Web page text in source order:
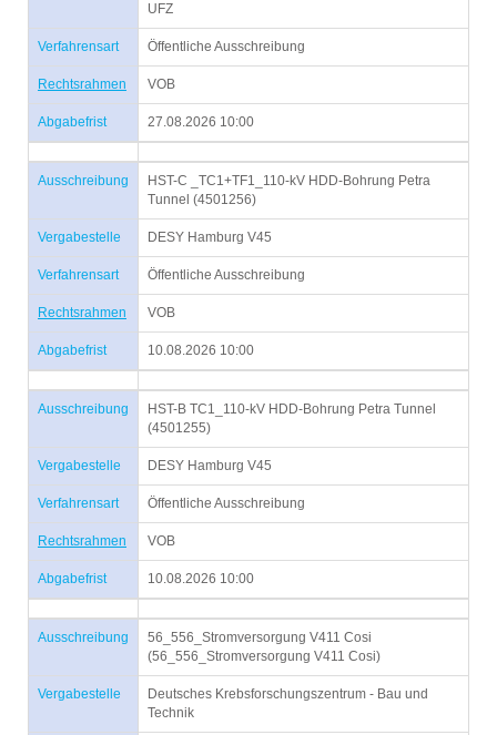
UFZ
Verfahrensart Öffentliche Ausschreibung
Rechtsrahmen VOB
Abgabefrist 27.08.2026 10:00
Ausschreibung
HST-C _TC1+TF1_110-kV HDD-Bohrung Petra
Tunnel (4501256)
Vergabestelle DESY Hamburg V45
Verfahrensart Öffentliche Ausschreibung
Rechtsrahmen VOB
Abgabefrist 10.08.2026 10:00
Ausschreibung
HST-B TC1_110-kV HDD-Bohrung Petra Tunnel
(4501255)
Vergabestelle DESY Hamburg V45
Verfahrensart Öffentliche Ausschreibung
Rechtsrahmen VOB
Abgabefrist 10.08.2026 10:00
Ausschreibung
56_556_Stromversorgung V411 Cosi
(56_556_Stromversorgung V411 Cosi)
Vergabestelle
Deutsches Krebsforschungszentrum - Bau und
Technik